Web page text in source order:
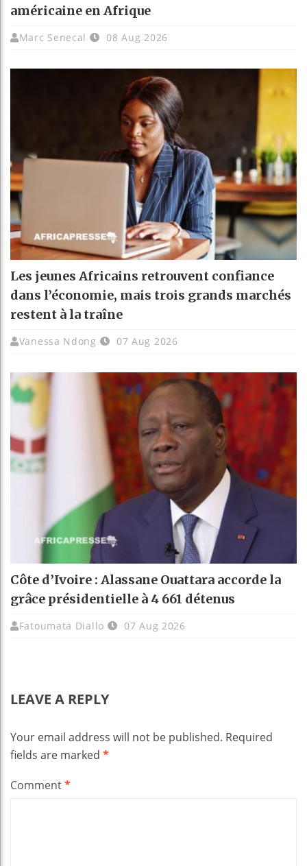
américaine en Afrique
Marc Senecal 08 Aug 2026
Les jeunes Africains retrouvent confiance
dans l’économie, mais trois grands marchés
restent à la traîne
Vanessa Ndong 07 Aug 2026
Côte d’Ivoire : Alassane Ouattara accorde la
grâce présidentielle à 4 661 détenus
Fatoumata Diallo 07 Aug 2026
LEAVE A REPLY
Your email address will not be published. Required
fields are marked *
Comment*